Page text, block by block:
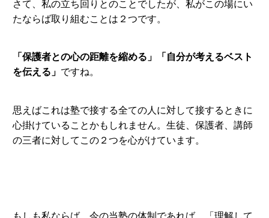
さて、私の立ち回りとのことでしたが、私がこの場にい
たならば取り組むことは２つです。
「保護者との心の距離を縮める」「自分が考えるベスト
を伝える」 ですね。
思えばこれは塾で接する全ての人に対して接するときに
心掛けていることかもしれません。生徒、保護者、講師
の三者に対してこの２つを心がけています。